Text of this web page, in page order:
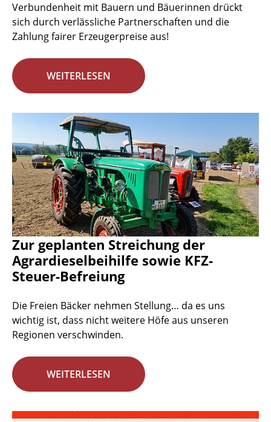
Verbundenheit mit Bauern und Bäuerinnen drückt
sich durch verlässliche Partnerschaften und die
Zahlung fairer Erzeugerpreise aus!
WEITERLESEN
Zur geplanten Streichung der
Agrardieselbeihilfe sowie KFZ-
Steuer-Befreiung
Die Freien Bäcker nehmen Stellung… da es uns
wichtig ist, dass nicht weitere Höfe aus unseren
Regionen verschwinden.
WEITERLESEN